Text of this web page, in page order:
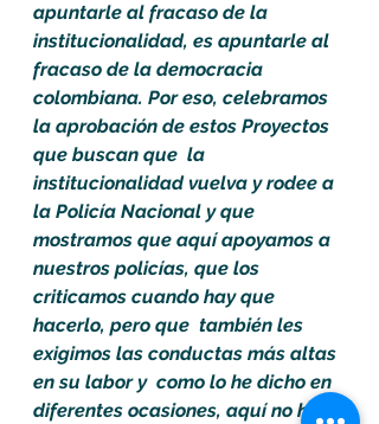
apuntarle al fracaso de la
institucionalidad, es apuntarle al
fracaso de la democracia
colombiana. Por eso, celebramos
la aprobación de estos Proyectos
que buscan que  la
institucionalidad vuelva y rodee a
la Policía Nacional y que
mostramos que aquí apoyamos a
nuestros policías, que los
criticamos cuando hay que
hacerlo, pero que  también les
exigimos las conductas más altas
en su labor y  como lo he dicho en
diferentes ocasiones, aquí no hay